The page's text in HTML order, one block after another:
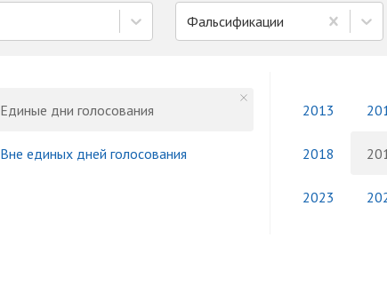
Фальсификации
Единые дни голосования
Вне единых дней голосования
2013
2018
2023